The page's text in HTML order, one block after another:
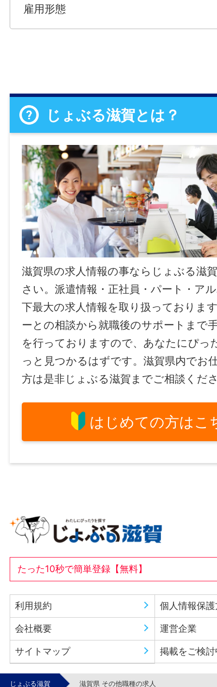
雇用形態
じょぶる滋賀とは？
滋賀県の求人情報の事ならじょぶる滋
さい。派遣情報・正社員・パート・ア
下最大の求人情報を取り扱っておりま
ーとの相談から就職後のサポートまで
を行っておりますので、あなたにぴっ
っと見つかるはずです。滋賀県内でお
方は是非じょぶる滋賀までご相談くだ
はじめての方はこ
たった10秒で簡単登録【無料】
利用規約 個人情報保
会社概要 運営企業
サイトマップ 掲載をご検
じょぶる滋賀 滋賀県 その他職種の求人